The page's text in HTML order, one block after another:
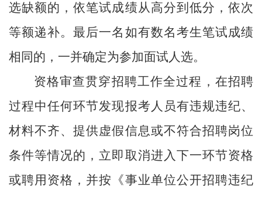
选缺额的，依笔试成绩从高分到低分，依次
等额递补。最后一名如有数名考生笔试成绩
相同的，一并确定为参加面试人选。
资格审查贯穿招聘工作全过程，在招聘
过程中任何环节发现报考人员有违规违纪、
材料不齐、提供虚假信息或不符合招聘岗位
条件等情况的，立即取消进入下一环节资格
或聘用资格，并按《事业单位公开招聘违纪